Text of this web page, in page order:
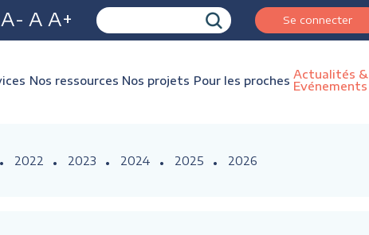
A- A A+ Se connecter
Nos ressources Nos projets Pour les proches Actualités &
Evénements
2022 2023 2024 2025 2026